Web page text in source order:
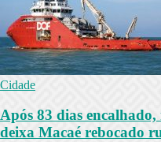
Cidade
Após 83 dias
deixa Macaé rebocado